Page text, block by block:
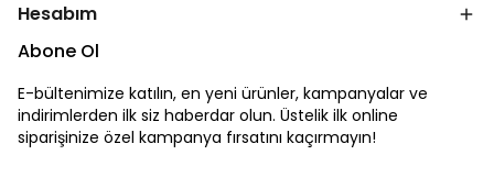
Hesabım
Abone Ol
E-bültenimize katılın, en yeni ürünler, kampanyalar ve
indirimlerden ilk siz haberdar olun. Üstelik ilk online
siparişinize özel kampanya fırsatını kaçırmayın!